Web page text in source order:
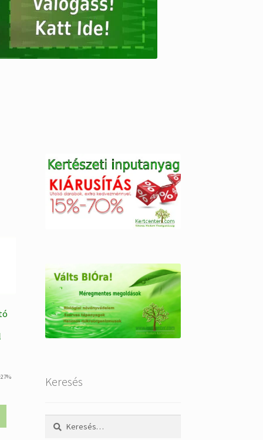
Keresés
Keresés: